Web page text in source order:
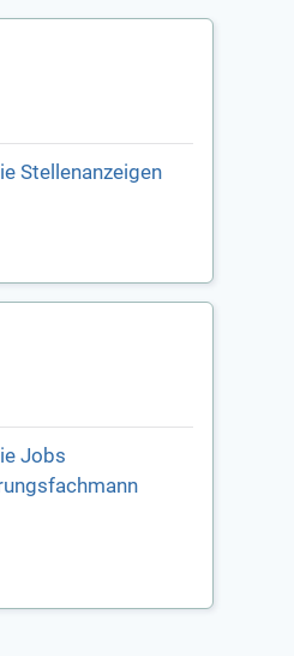
Stellenanzeigen
Jobs